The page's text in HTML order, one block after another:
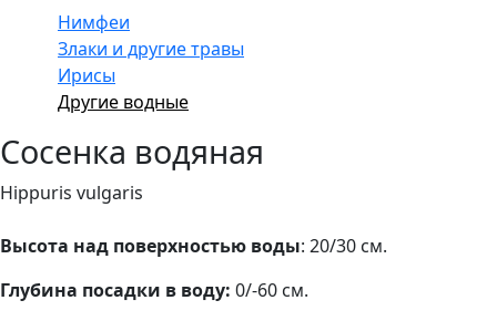
Нимфеи
Злаки и другие травы
Ирисы
Другие водные
Сосенка водяная
Hippuris vulgaris
Высота над поверхностью воды: 20/30 см.
Глубина посадки в воду: 0/-60 см.